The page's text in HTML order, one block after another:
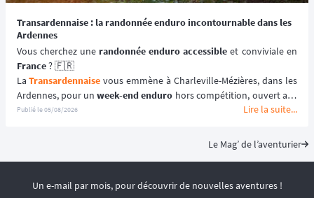
Transardennaise : la randonnée enduro incontournable dans les
Ardennes
Vous cherchez une randonnée enduro accessible
France ? 🇫🇷
La Transardennaise vous emmène à Charleville-Mézières, dans les
Ardennes, pour un week-end enduro hors compétition, ouvert aux
motos enduro, trail et trial dès 125 cm³. 🏍️
aventure moto mise sur
le plaisir de rouler plutôt que sur la performance chronométrée.
📆 Prochaines dates : du 19 au 20 Septembre 2026.
Publié le05/08/2026 Lire la suite...
Le Mag’ de l’aventurier
Un e-mail par mois, pour découvrir de nouvelles aventures !